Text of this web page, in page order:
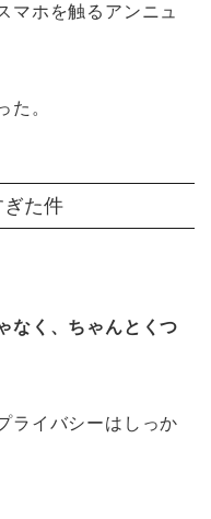
マホを触るアンニュ
た。
た件
なく、ちゃんとくつ
ライバシーはしっか